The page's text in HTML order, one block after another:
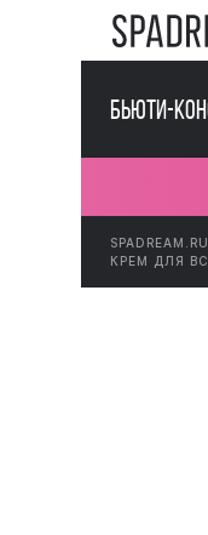
Бьюти-
SPADREAM.RU
КРЕМ ДЛЯ